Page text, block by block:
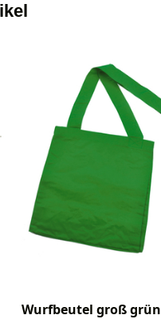
Wurfbeutel groß grün